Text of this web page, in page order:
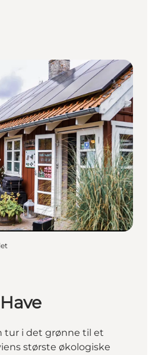
tur i det grønne til et
største økologiske